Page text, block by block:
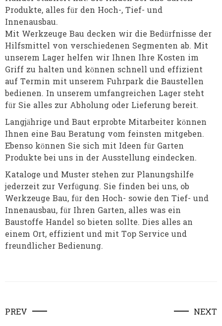
Produkte, alles für den Hoch-, Tief- und
Innenausbau.
Mit Werkzeuge Bau decken wir die Bedürfnisse der
Hilfsmittel von verschiedenen Segmenten ab. Mit
unserem Lager helfen wir Ihnen Ihre Kosten im
Griff zu halten und können schnell und effizient
auf Termin mit unserem Fuhrpark die Baustellen
bedienen. In unserem umfangreichen Lager steht
für Sie alles zur Abholung oder Lieferung bereit.
Lang­jährige und Baut erprobte Mitarbeiter können
Ihnen eine Bau Beratung vom feinsten mitgeben.
Ebenso können Sie sich mit Ideen für Garten
Produkte bei uns in der Ausstellung eindecken.
Kataloge und Muster stehen zur Planungshilfe
jederzeit zur Verfügung. Sie finden bei uns, ob
Werkzeuge Bau, für den Hoch- sowie den Tief- und
Innenausbau, für Ihren Garten, alles was ein
Baustoffe Handel so bieten sollte. Dies alles an
einem Ort, effizient und mit Top Service und
freundlicher Bedienung.
PREV NEXT